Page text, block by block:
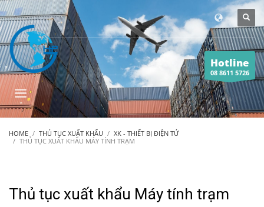
Hotline
08 8611 5726
HOME THỦ TỤC XUẤT KHẨU
XK - THIẾT BỊ ĐIỆN TỬ
THỦ TỤC XUẤT KHẨU MÁY TÍNH TRẠM
Thủ tục xuất khẩu Máy tính trạm